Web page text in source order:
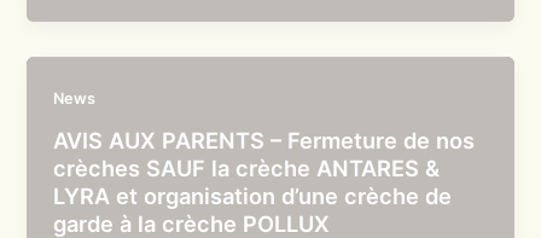
News
AVIS AUX PARENTS – Fermeture de nos
crèches SAUF la crèche ANTARES &
LYRA et organisation d’une crèche de
garde à la crèche POLLUX